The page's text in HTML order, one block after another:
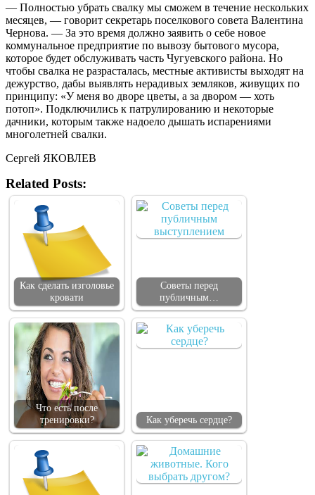
— Полностью убрать свалку мы сможем в течение нескольких
месяцев, — говорит секретарь поселкового совета Валентина
Чернова. — За это время должно заявить о себе новое
коммунальное предприятие по вывозу бытового мусора,
которое будет обслуживать часть Чугуевского района. Но
чтобы свалка не разрасталась, местные активисты выходят на
дежурство, дабы выявлять нерадивых земляков, живущих по
принципу: «У меня во дворе цветы, а за двором — хоть
потоп». Подключились к патрулированию и некоторые
дачники, которым также надоело дышать испарениями
многолетней свалки.
Сергей ЯКОВЛЕВ
Related Posts:
Как сделать изголовье
кровати
Советы перед
публичным…
Что есть после
тренировки?
Как уберечь сердце?